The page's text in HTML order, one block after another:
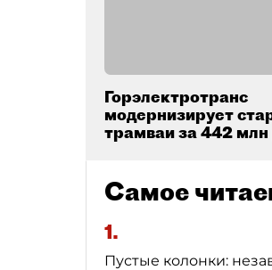
Горэлектротранс
модернизирует
трамваи за 442 млн
Самое
1.
Пустые колонки: